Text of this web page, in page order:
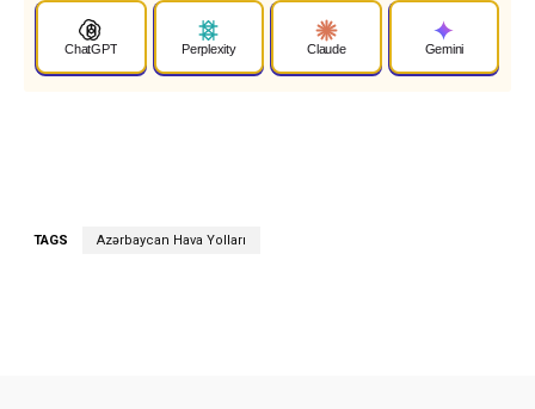
ChatGPT Perplexity Claude Gemini
TAGS Azərbaycan Hava Yolları